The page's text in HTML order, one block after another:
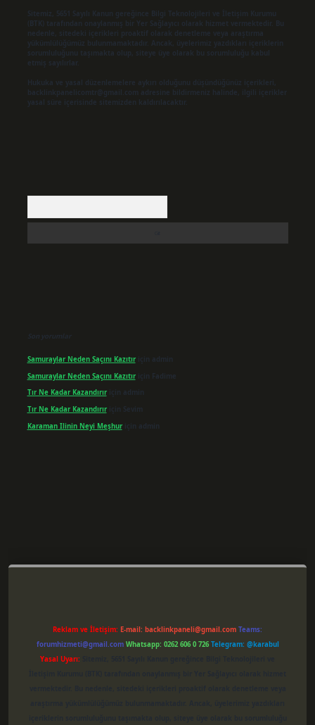
Sitemiz, 5651 Sayılı Kanun gereğince Bilgi Teknolojileri ve İletişim Kurumu
(BTK) tarafından onaylanmış bir Yer Sağlayıcı olarak hizmet vermektedir. Bu
nedenle, sitedeki içerikleri proaktif olarak denetleme veya araştırma
yükümlülüğümüz bulunmamaktadır. Ancak, üyelerimiz yazdıkları içeriklerin
sorumluluğunu taşımakta olup, siteye üye olarak bu sorumluluğu kabul
etmiş sayılırlar.
Hukuka ve yasal düzenlemelere aykırı olduğunu düşündüğünüz içerikleri,
backlinkpanelicomtr@gmail.com
adresine bildirmeniz halinde, ilgili içerikler
yasal süre içerisinde sitemizden kaldırılacaktır.
Son yorumlar
Samuraylar Neden Saçını Kazıtıriçin admin
Samuraylar Neden Saçını Kazıtıriçin Fadime
Tır Ne Kadar Kazandırıriçin admin
Tır Ne Kadar Kazandırıriçin Sevim
Karaman Ilinin Neyi Meşhuriçin admin
Reklam ve İletişim: E-mail: backlinkpaneli@gmail.com Teams:
forumhizmeti@gmail.com Whatsapp: 0262 606 0 726 Telegram: @karabul
Yasal Uyarı: